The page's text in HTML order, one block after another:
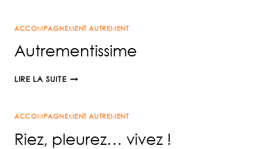
ACCOMPAGNEMENT AUTREMENT
Autrementissime
LIRE LA SUITEAUTREMENTISSIME
ACCOMPAGNEMENT AUTREMENT
Riez, pleurez… vivez !